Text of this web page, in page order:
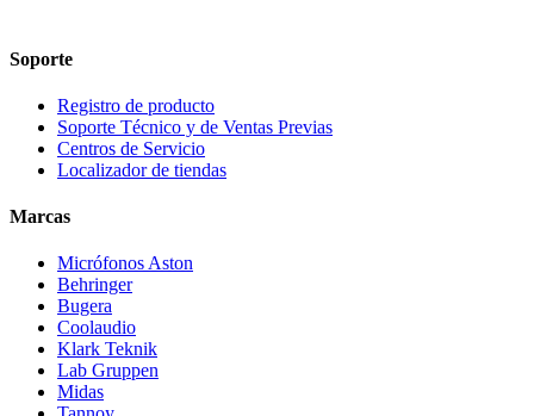
Soporte
Registro de producto
Soporte Técnico y de Ventas Previas
Centros de Servicio
Localizador de tiendas
Marcas
Micrófonos Aston
Behringer
Bugera
Coolaudio
Klark Teknik
Lab Gruppen
Midas